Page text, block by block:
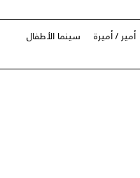
أمير / أميرة
سينما الأطفال